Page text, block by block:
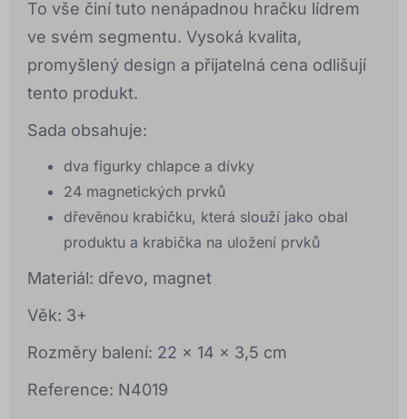
To vše činí tuto nenápadnou hračku lídrem
ve svém segmentu. Vysoká kvalita,
promyšlený design a přijatelná cena odlišují
tento produkt.
Sada obsahuje:
dva figurky chlapce a dívky
24 magnetických prvků
dřevěnou krabičku, která slouží jako obal
produktu a krabička na uložení prvků
Materiál: dřevo, magnet
Věk: 3+
Rozměry balení: 22 x 14 x 3,5 cm
Reference: N4019